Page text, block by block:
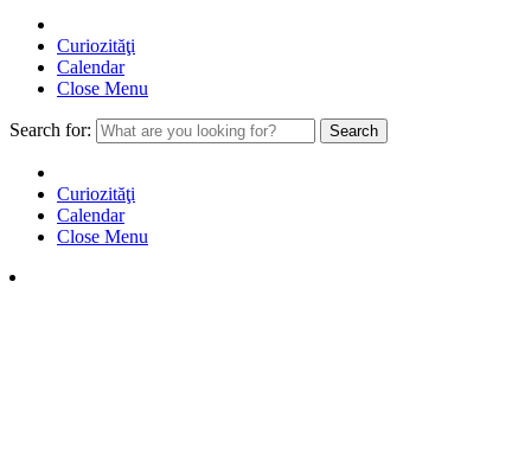
Curiozităţi
Calendar
Close Menu
Search for:
Curiozităţi
Calendar
Close Menu